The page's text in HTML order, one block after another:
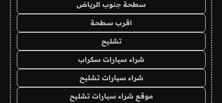
سطحة جنوب الرياض
اقرب سطحة
تشليح
شراء سيارات سكراب
شراء سيارات تشليح
موقع شراء سيارات تشليح